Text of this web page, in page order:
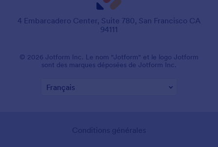
4 Embarcadero Center, Suite 780, San Francisco CA
94111
© 2026 Jotform Inc. Le nom "Jotform" et le logo Jotform
sont des marques déposées de Jotform Inc.
Conditions générales